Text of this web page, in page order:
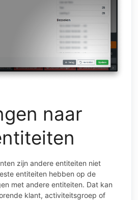
naar
zijn andere entiteiten niet
entiteiten hebben op de
met andere entiteiten. Dat kan
klant, activiteitsgroep of